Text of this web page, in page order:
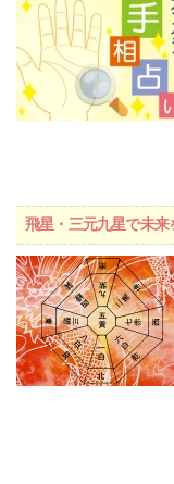
飛星・三元九星で未来